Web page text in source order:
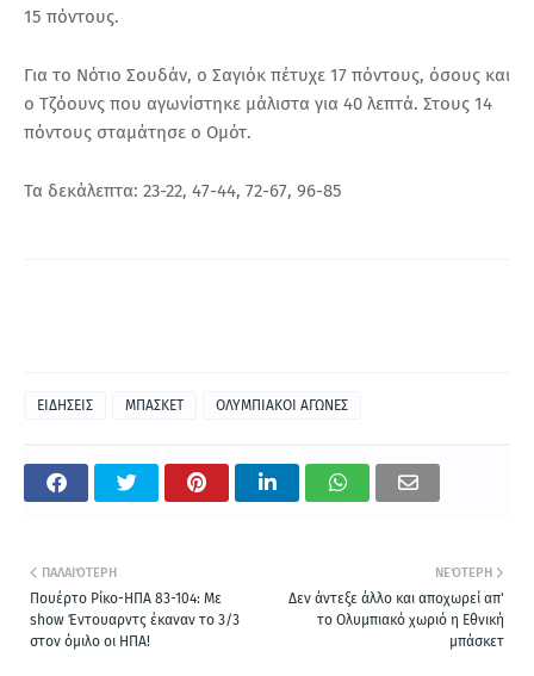
15 πόντους.
Για το Νότιο Σουδάν, ο Σαγιόκ πέτυχε 17 πόντους, όσους και
ο Τζόουνς που αγωνίστηκε μάλιστα για 40 λεπτά. Στους 14
πόντους σταμάτησε ο Ομότ.
Τα δεκάλεπτα: 23-22, 47-44, 72-67, 96-85
ΕΙΔΗΣΕΙΣ ΜΠΑΣΚΕΤ ΟΛΥΜΠΙΑΚΟΙ ΑΓΩΝΕΣ
ΝΕΌΤΕΡΗ
Δεν άντεξε άλλο και αποχωρεί απ'
το Ολυμπιακό χωριό η Εθνική
μπάσκετ
ΠΑΛΑΙΌΤΕΡΗ
Πουέρτο Ρίκο-ΗΠΑ 83-104: Με
show Έντουαρντς έκαναν το 3/3
στον όμιλο οι ΗΠΑ!